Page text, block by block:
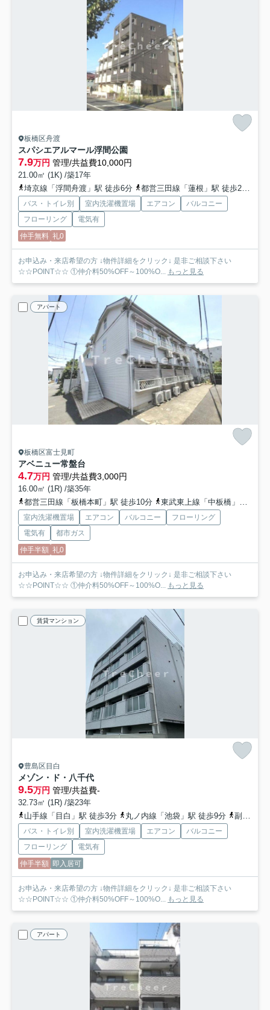
板橋区舟渡
スパシエアルマール浮間公園
7.9万円 管理/共益費10,000円
21.00㎡ (1K) /築17年
埼京線「浮間舟渡」駅 徒歩6分
都営三田線「蓮根」駅 徒歩23分
バス・トイレ別 室内洗濯機置場 エアコン
バルコニー
フローリング
電気有
仲手無料 礼0
お申込み・来店希望の方 ↓物件詳細をクリック↓ 是非ご相談下さい
☆☆POINT☆☆ ①仲介料50%OFF～100%O... もっと見る
アパート
板橋区富士見町
アベニュー常盤台
4.7万円 管理/共益費3,000円
16.00㎡ (1R) /築35年
都営三田線「板橋本町」駅 徒歩10分
東武東上線「中板橋」駅 徒歩13分
室内洗濯機置場 エアコン バルコニー
フローリング
電気有
都市ガス
仲手半額 礼0
お申込み・来店希望の方 ↓物件詳細をクリック↓ 是非ご相談下さい
☆☆POINT☆☆ ①仲介料50%OFF～100%O... もっと見る
賃貸マンション
豊島区目白
メゾン・ド・八千代
9.5万円 管理/共益費-
32.73㎡ (1R) /築23年
山手線「目白」駅 徒歩3分
丸ノ内線「池袋」駅 徒歩9分 副都心線「雑司が谷」駅 徒歩12分
バス・トイレ別 室内洗濯機置場 エアコン
バルコニー
フローリング
電気有
仲手半額 即入居可
お申込み・来店希望の方 ↓物件詳細をクリック↓ 是非ご相談下さい
☆☆POINT☆☆ ①仲介料50%OFF～100%O... もっと見る
アパート